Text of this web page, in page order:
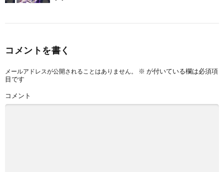
コメントを書く
メールアドレスが公開されることはありません。 ※ が付いている欄は必須項
目です
コメント